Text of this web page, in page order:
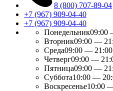
8 (800) 707-89-04
+7 (967) 909-04-40
+7 (967) 909-04-40
Понедельник09:00
Вторник09:00 —
Среда09:00 — 21:00
Четверг09:00 —
Пятница09:00 —
Суббота10:00 —
Воскресенье10:00